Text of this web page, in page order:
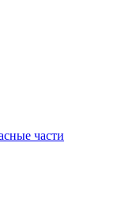
части